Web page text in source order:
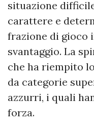
situazione
carattere e
frazione di gioco
svantaggio. La
che ha riempito
da categorie
azzurri, i quali
forza.